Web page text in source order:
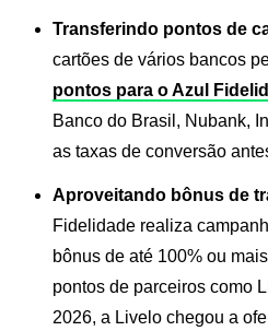
Transferindo pontos de
cartões de vários bancos
pontos para o Azul
Banco do Brasil, Nubank,
as taxas de conversão
Aproveitando bônus de
Fidelidade realiza
bônus de até 100% ou
pontos de parceiros como
2026, a Livelo chegou a